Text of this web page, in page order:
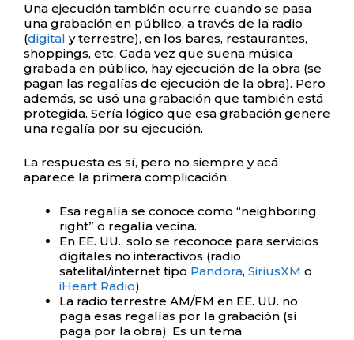
Una ejecución también ocurre cuando se pasa
una grabación en público, a través de la radio
(digital y terrestre), en los bares, restaurantes,
shoppings, etc. Cada vez que suena música
grabada en público, hay ejecución de la obra (se
pagan las regalías de ejecución de la obra). Pero
además, se usó una grabación que también está
protegida. Sería lógico que esa grabación genere
una regalía por su ejecución.
La respuesta es sí, pero no siempre y acá
aparece la primera complicación:
Esa regalía se conoce como “neighboring
right” o regalía vecina.
En EE. UU., solo se reconoce para servicios
digitales no interactivos (radio
satelital/internet tipo Pandora, SiriusXM o
iHeart Radio).
La radio terrestre AM/FM en EE. UU. no
paga esas regalías por la grabación (sí
paga por la obra). Es un tema